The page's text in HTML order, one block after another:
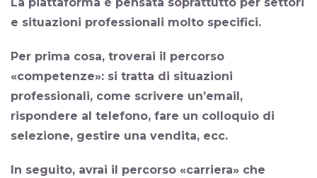
e situazioni professionali molto specifici.
Per prima cosa, troverai il percorso
«competenze»: si tratta di situazioni
professionali, come scrivere un’email,
rispondere al telefono, fare un colloquio di
selezione, gestire una vendita, ecc.
In seguito, avrai il percorso «carriera» che